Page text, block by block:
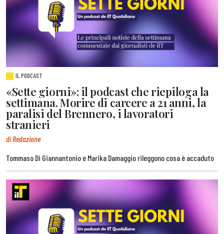
IL PODCAST
«Sette giorni»: il podcast che riepiloga la
settimana. Morire di carcere a 21 anni, la
paralisi del Brennero, i lavoratori
stranieri
di Redazione
Tommaso Di Giannantonio e Marika Damaggio rileggono cosa è accaduto